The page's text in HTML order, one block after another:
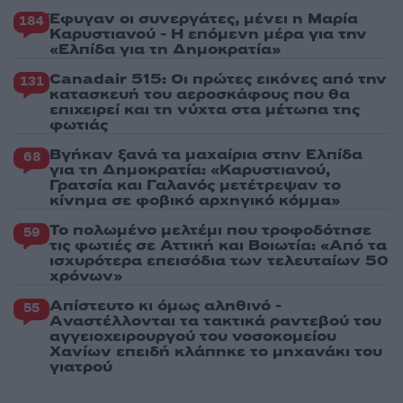
184 Έφυγαν οι συνεργάτες, μένει η Μαρία
Καρυστιανού - Η επόμενη μέρα για την
«Ελπίδα για τη Δημοκρατία»
131 Canadair 515: Οι πρώτες εικόνες από την
κατασκευή του αεροσκάφους που θα
επιχειρεί και τη νύχτα στα μέτωπα της
φωτιάς
68 Βγήκαν ξανά τα μαχαίρια στην Ελπίδα
για τη Δημοκρατία: «Καρυστιανού,
Γρατσία και Γαλανός μετέτρεψαν το
κίνημα σε φοβικό αρχηγικό κόμμα»
59 Το πολωμένο μελτέμι που τροφοδότησε
τις φωτιές σε Αττική και Βοιωτία: «Από τα
ισχυρότερα επεισόδια των τελευταίων 50
χρόνων»
55 Απίστευτο κι όμως αληθινό -
Aναστέλλονται τα τακτικά ραντεβού του
αγγειοχειρουργού του νοσοκομείου
Χανίων επειδή κλάπηκε το μηχανάκι του
γιατρού